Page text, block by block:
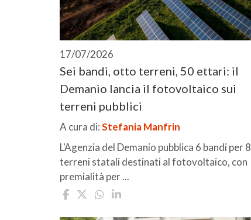
17/07/2026
Sei bandi, otto terreni, 50 ettari: il
Demanio lancia il fotovoltaico sui
terreni pubblici
A cura di:Stefania Manfrin
L'Agenzia del Demanio pubblica 6 bandi per 8
terreni statali destinati al fotovoltaico, con
premialità per ...